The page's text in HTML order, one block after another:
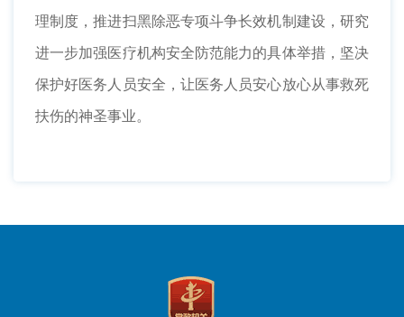
理制度，推进扫黑除恶专项斗争长效机制建设，研究
进一步加强医疗机构安全防范能力的具体举措，坚决
保护好医务人员安全，让医务人员安心放心从事救死
扶伤的神圣事业。